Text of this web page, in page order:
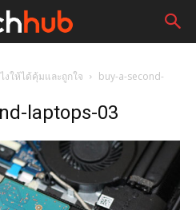
งให้ได้คุ้มและถูกใจ
buy-a-second-
laptops-03